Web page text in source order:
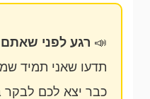
📣 רגע לפני
תדעו שאני תמיד
כבר יצא לכם לבקר